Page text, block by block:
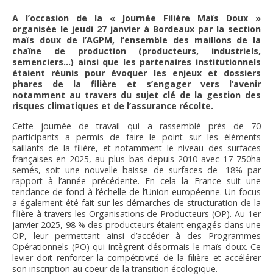
IRRIGANTS DE FRANCE
GERM-SERVICES
EMPLOI
A l’occasion de la « Journée Filière Maïs Doux »
organisée le jeudi 27 janvier à Bordeaux par la section
maïs doux de l’AGPM, l’ensemble des maillons de la
chaîne de production (producteurs, industriels,
semenciers…) ainsi que les partenaires institutionnels
étaient réunis pour évoquer les enjeux et dossiers
phares de la filière et s’engager vers l’avenir
notamment au travers du sujet clé de la gestion des
risques climatiques et de l’assurance récolte.
Cette journée de travail qui a rassemblé près de 70
participants a permis de faire le point sur les éléments
saillants de la filière, et notamment le niveau des surfaces
françaises en 2025, au plus bas depuis 2010 avec 17 750ha
semés, soit une nouvelle baisse de surfaces de -18% par
rapport à l’année précédente. En cela la France suit une
tendance de fond à l’échelle de l’Union européenne. Un focus
a également été fait sur les démarches de structuration de la
filière à travers les Organisations de Producteurs (OP). Au 1er
janvier 2025, 98 % des producteurs étaient engagés dans une
OP, leur permettant ainsi d’accéder à des Programmes
Opérationnels (PO) qui intègrent désormais le maïs doux. Ce
levier doit renforcer la compétitivité de la filière et accélérer
son inscription au coeur de la transition écologique.